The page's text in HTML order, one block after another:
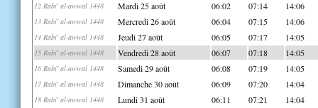
12 Rabi' al-awwal 1448 Mardi 25 août 06:02 07:14 14:06
13 Rabi' al-awwal 1448 Mercredi 26 août 06:04 07:15 14:06
14 Rabi' al-awwal 1448 Jeudi 27 août 06:05 07:17 14:05
15 Rabi' al-awwal 1448 Vendredi 28 août 06:07 07:18 14:05
16 Rabi' al-awwal 1448 Samedi 29 août 06:08 07:19 14:05
17 Rabi' al-awwal 1448 Dimanche 30 août 06:09 07:20 14:04
18 Rabi' al-awwal 1448 Lundi 31 août 06:11 07:21 14:04